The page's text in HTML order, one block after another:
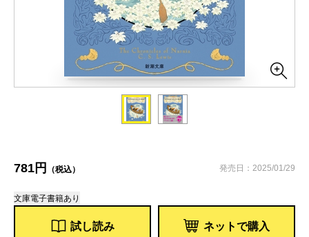
781円 （税込） 発売日：2025/01/29
文庫電子書籍あり
試し読み ネットで購入